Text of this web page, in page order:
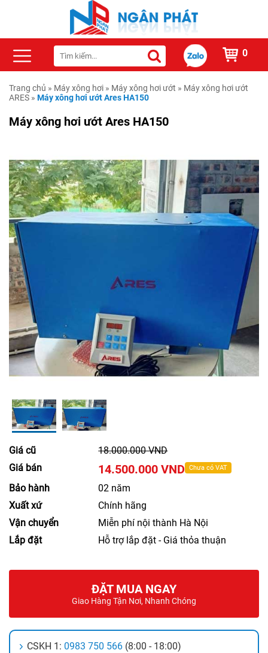
0
Trang chủ » Máy xông hơi » Máy xông hơi ướt » Máy xông hơi ướt
ARES » Máy xông hơi ướt Ares HA150
Máy xông hơi ướt Ares HA150
Giá cũ
18.000.000 VND
Giá bán
14.500.000 VND Chưa có VAT
Bảo hành
02 năm
Xuất xứ
Chính hãng
Vận chuyển
Miễn phí nội thành Hà Nội
Lắp đặt
Hỗ trợ lắp đặt - Giá thỏa thuận
ĐẶT MUA NGAY
Giao Hàng Tận Nơi, Nhanh Chóng
CSKH 1: 0983 750 566 (8:00 - 18:00)